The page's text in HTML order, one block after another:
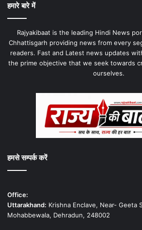
हमारे बारे में
Rajyakibaat is the leading Hindi News
Chhattisgarh providing news from every
readers. Fast and Latest news updates
the prime objective that we seek towards
ourselves.
हमसे सम्पर्क करें
Office:
Uttarakhand: Krishna Enclave, Near- Geeta
Mohabbewala, Dehradun, 248002